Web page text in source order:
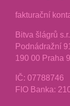
fakturační
Bitva šlágrů
Podnádražní
190 00 Praha 9
IČ: 07788746
FIO Banka: